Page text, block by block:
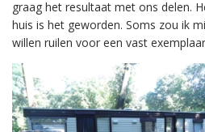
graag het resultaat met ons delen.
huis is het geworden. Soms zou ik
willen ruilen voor een vast